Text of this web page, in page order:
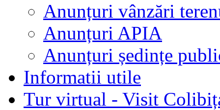
Anunțuri vânzări
Anunțuri APIA
Anunțuri ședințe
Informatii utile
Tur virtual - Visit